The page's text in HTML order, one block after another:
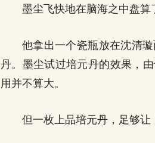
墨尘飞快地在脑海之中盘算
他拿出一个瓷瓶放在沈清
丹。墨尘试过培元丹的效果，
用并不算大。
但一枚上品培元丹，足够让